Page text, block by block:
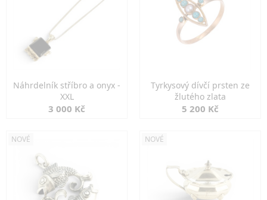
Náhrdelník stříbro a onyx -
XXL
3 000 Kč
Tyrkysový dívčí prsten ze
žlutého zlata
5 200 Kč
NOVÉ NOVÉ